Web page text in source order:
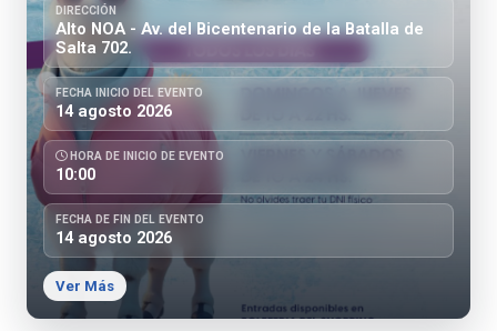
DIRECCIÓN
Alto NOA - Av. del Bicentenario de la Batalla de
Salta 702.
FECHA INICIO DEL EVENTO
14 agosto 2026
HORA DE INICIO DE EVENTO
10:00
FECHA DE FIN DEL EVENTO
14 agosto 2026
Ver Más